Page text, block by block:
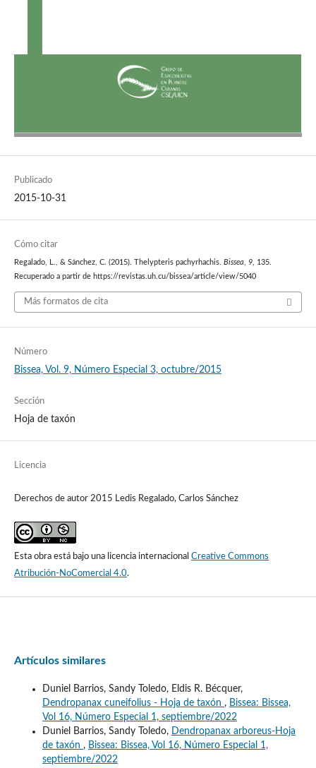
Publicado
2015-10-31
Cómo citar
Regalado, L., & Sánchez, C. (2015). Thelypteris pachyrhachis. Bissea, 9, 135.
Recuperado a partir de https://revistas.uh.cu/bissea/article/view/5040
Más formatos de cita
Número
Bissea, Vol. 9, Número Especial 3, octubre/2015
Sección
Hoja de taxón
Licencia
Derechos de autor 2015 Ledis Regalado, Carlos Sánchez
Esta obra está bajo una licencia internacional Creative Commons
Atribución-NoComercial 4.0.
Artículos similares
Duniel Barrios, Sandy Toledo, Eldis R. Bécquer,
Dendropanax cuneifolius - Hoja de taxón , Bissea: Bissea,
Vol 16, Número Especial 1, septiembre/2022
Duniel Barrios, Sandy Toledo,
Dendropanax arboreus-Hoja
de taxón , Bissea: Bissea, Vol 16, Número Especial 1,
septiembre/2022